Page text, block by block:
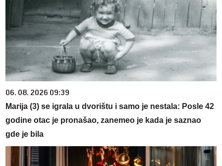
06. 08. 2026 09:39
Marija (3) se igrala u dvorištu i samo je nestala: Posle 42
godine otac je pronašao, zanemeo je kada je saznao
gde je bila